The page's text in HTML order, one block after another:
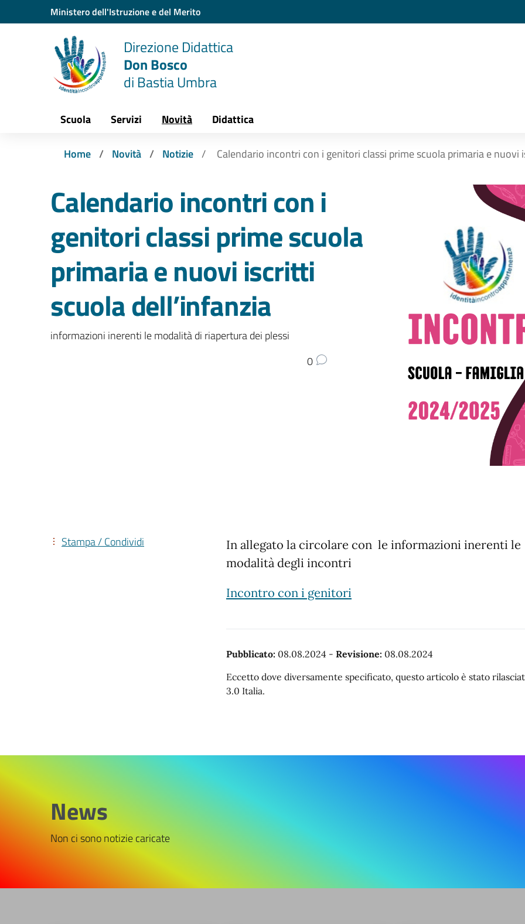
Vai ai contenuti
Vai al menu di navigazione
Ministero dell'Istruzione e del Merito
Direzione Didattica
Don Bosco
di Bastia Umbra
Scuola Servizi Novità Didattica
Home Novità Notizie Calendario incontri con i genitori classi prime scuola primaria e nuovi
Calendario incontri con i
genitori classi prime scuola
primaria e nuovi iscritti
scuola dell’infanzia
informazioni inerenti le modalità di riapertura dei plessi
0
In allegato la circolare con le informazioni inerenti le
modalità degli incontri
Incontro con i genitori
Pubblicato: 08.08.2024 - Revisione: 08.08.2024
Eccetto dove diversamente specificato, questo articolo è stato
3.0 Italia.
Stampa / Condividi
News
Non ci sono notizie caricate